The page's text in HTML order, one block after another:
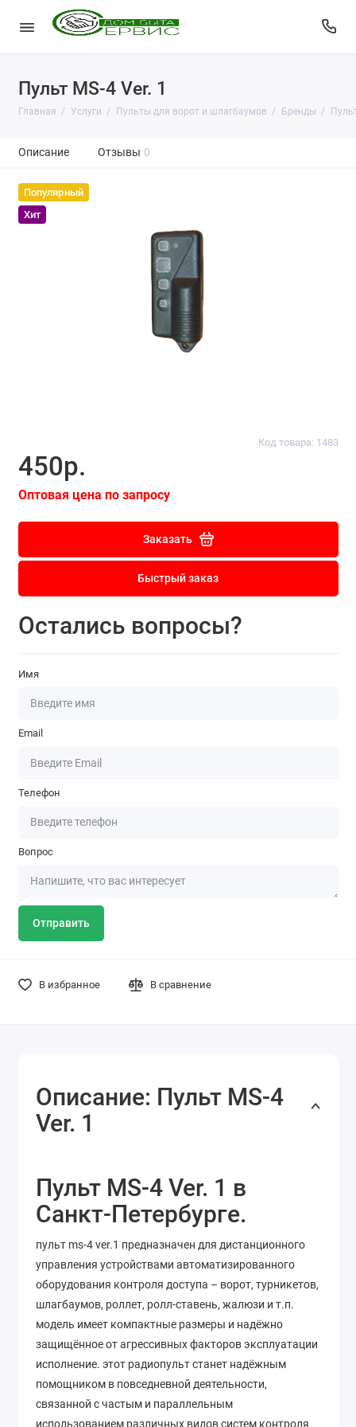
Пульт MS-4 Ver. 1
Главная Услуги Пульты для ворот и шлагбаумов Бренды
Описание Отзывы 0
Популярный
Хит
Код товара: 1483
450р.
Оптовая цена по запросу
Заказать
Быстрый заказ
Остались вопросы?
Имя
Email
Телефон
Вопрос
Отправить
В избранное В сравнение
Описание: Пульт MS-4
Ver. 1
Пульт MS-4 Ver. 1 в
Санкт-Петербурге.
пульт ms-4 ver.1 предназначен для дистанционного
управления устройствами автоматизированного
оборудования контроля доступа – ворот, турникетов,
шлагбаумов, роллет, ролл-ставень, жалюзи и т.п.
модель имеет компактные размеры и надёжно
защищённое от агрессивных факторов эксплуатации
исполнение. этот радиопульт станет надёжным
помощником в повседневной деятельности,
связанной с частым и параллельным
использованием различных видов систем контроля